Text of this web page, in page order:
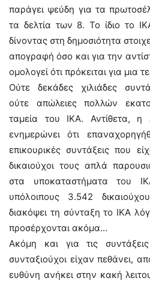
παράγει ψεύδη για τα
τα δελτία των 8. Το ίδιο το
δίνοντας στη δημοσιότητα
απογραφή όσο και για την
ομολογεί ότι πρόκειται για μια
Ούτε δεκάδες χιλιάδες
ούτε απώλειες πολλών
ταμεία του ΙΚΑ. Αντίθετα, η
ενημερώνει ότι
επικουρικές συντάξεις που
δικαιούχοι τους απλά
στα υποκαταστήματα του
υπόλοιπους 3.542
διακόψει τη σύνταξη το ΙΚΑ
προσέρχονται ακόμα…
Ακόμη και για τις
συνταξιούχοι είχαν πεθάνει,
ευθύνη ανήκει στην κακή